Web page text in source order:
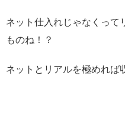
ネット仕入れじゃなくって
ものね！？
ネットとリアルを極めれば